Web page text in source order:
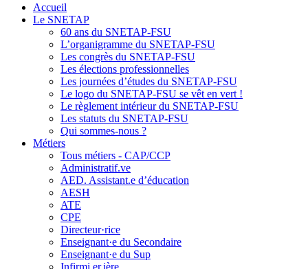
Accueil
Le SNETAP
60 ans du SNETAP-FSU
L’organigramme du SNETAP-FSU
Les congrès du SNETAP-FSU
Les élections professionnelles
Les journées d’études du SNETAP-FSU
Le logo du SNETAP-FSU se vêt en vert !
Le règlement intérieur du SNETAP-FSU
Les statuts du SNETAP-FSU
Qui sommes-nous ?
Métiers
Tous métiers - CAP/CCP
Administratif.ve
AED. Assistant.e d’éducation
AESH
ATE
CPE
Directeur·rice
Enseignant·e du Secondaire
Enseignant·e du Sup
Infirmi.er.ière